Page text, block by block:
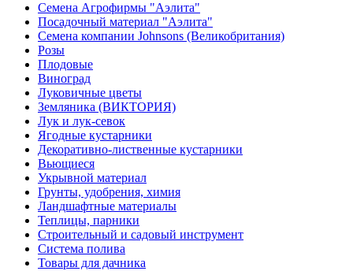
Семена Агрофирмы "Аэлита"
Посадочный материал "Аэлита"
Семена компании Johnsons (Великобритания)
Розы
Плодовые
Виноград
Луковичные цветы
Земляника (ВИКТОРИЯ)
Лук и лук-севок
Ягодные кустарники
Декоративно-лиственные кустарники
Вьющиеся
Укрывной материал
Грунты, удобрения, химия
Ландшафтные материалы
Теплицы, парники
Строительный и садовый инструмент
Система полива
Товары для дачника